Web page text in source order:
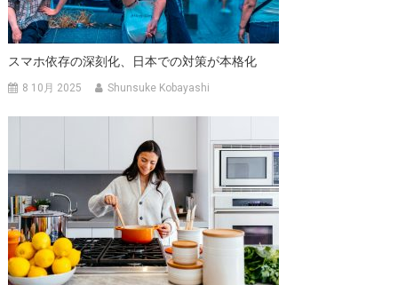
ョ
ン
スマホ依存の深刻化、日本での対策が本格化
8 10月 2025 Shunsuke Kobayashi